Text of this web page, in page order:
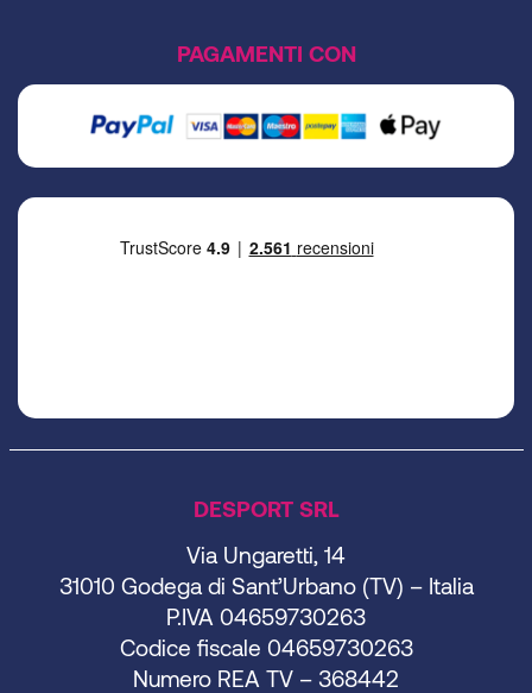
DESPORT SRL
Via Ungaretti, 14
31010 Godega di Sant’Urbano (TV) – Italia
P.IVA 04659730263
Codice fiscale 04659730263
Numero REA TV – 368442
PAGAMENTI CON